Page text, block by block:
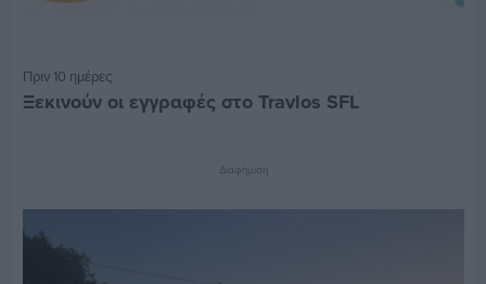
Πριν 10 ημέρες
Ξεκινούν οι εγγραφές στο Travlos SFL
Διαφήμιση